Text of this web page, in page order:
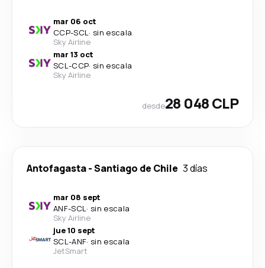
mar 06 oct
CCP-SCL· sin escala
Sky Airline
mar 13 oct
SCL-CCP· sin escala
Sky Airline
desde28 048 CLP
Antofagasta-Santiago de Chile 3 días
mar 08 sept
ANF-SCL· sin escala
Sky Airline
jue 10 sept
SCL-ANF· sin escala
JetSmart